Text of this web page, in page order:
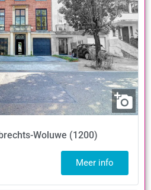
Woluwe (1200)
Meer info